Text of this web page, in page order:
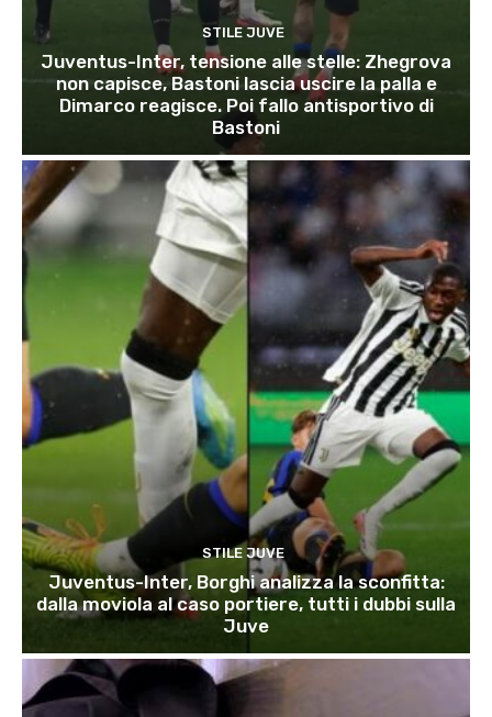
STILE JUVE
Juventus-Inter, tensione alle stelle: Zhegrova
non capisce, Bastoni lascia uscire la palla e
Dimarco reagisce. Poi fallo antisportivo di
Bastoni
STILE JUVE
Juventus-Inter, Borghi analizza la sconfitta:
dalla moviola al caso portiere, tutti i dubbi sulla
Juve